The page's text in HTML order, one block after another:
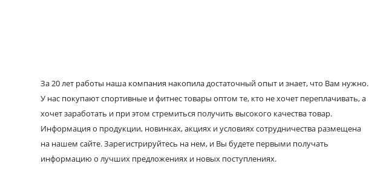
За 20 лет работы наша компания накопила достаточный опыт и знает, что Вам нужно.
У нас покупают спортивные и фитнес товары оптом те, кто не хочет переплачивать, а
хочет заработать и при этом стремиться получить высокого качества товар.
Информация о продукции, новинках, акциях и условиях сотрудничества размещена
на нашем сайте. Зарегистрируйтесь на нем, и Вы будете первыми получать
информацию о лучших предложениях и новых поступлениях.